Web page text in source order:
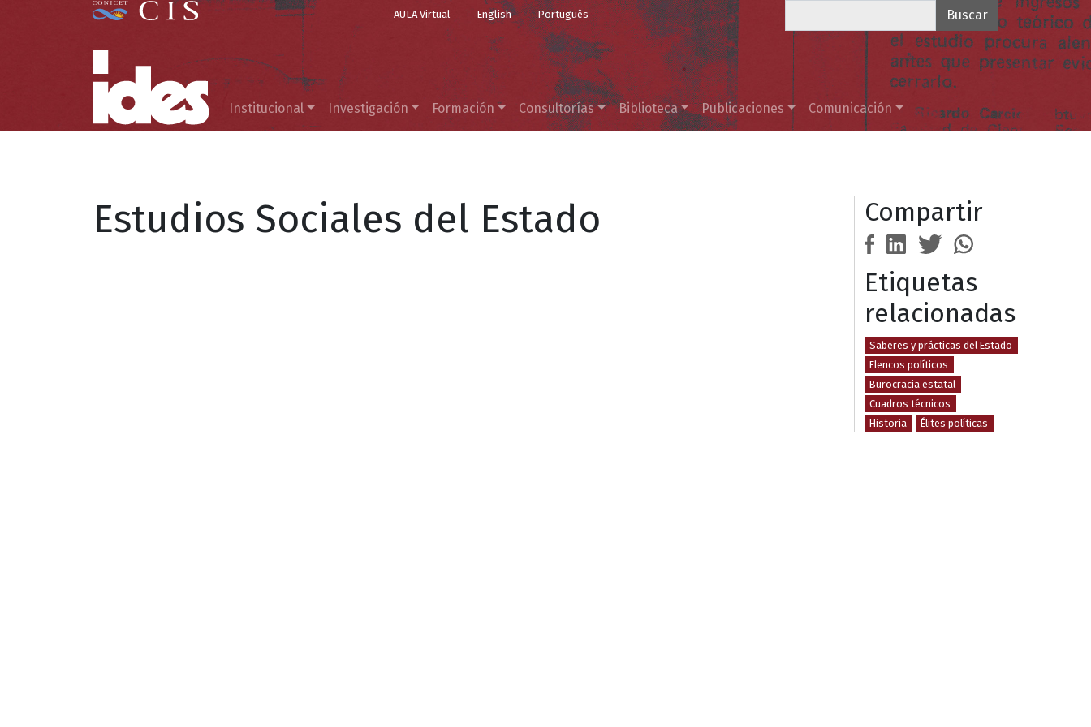
Pasar al contenido principal
Top Menu
AULA Virtual English Português
Menú principal
Institucional Investigación Formación Consultorías Biblioteca Publicaciones Comunicación
Estudios Sociales del Estado Compartir
Etiquetas
relacionadas
Saberes y prácticas del Estado
Elencos políticos
Burocracia estatal
Cuadros técnicos
Historia
Élites políticas